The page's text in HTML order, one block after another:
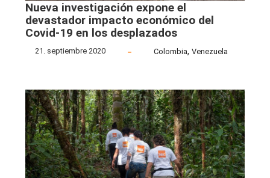
Nueva investigación expone el
devastador impacto económico del
Covid-19 en los desplazados
21. septiembre 2020 Colombia, Venezuela